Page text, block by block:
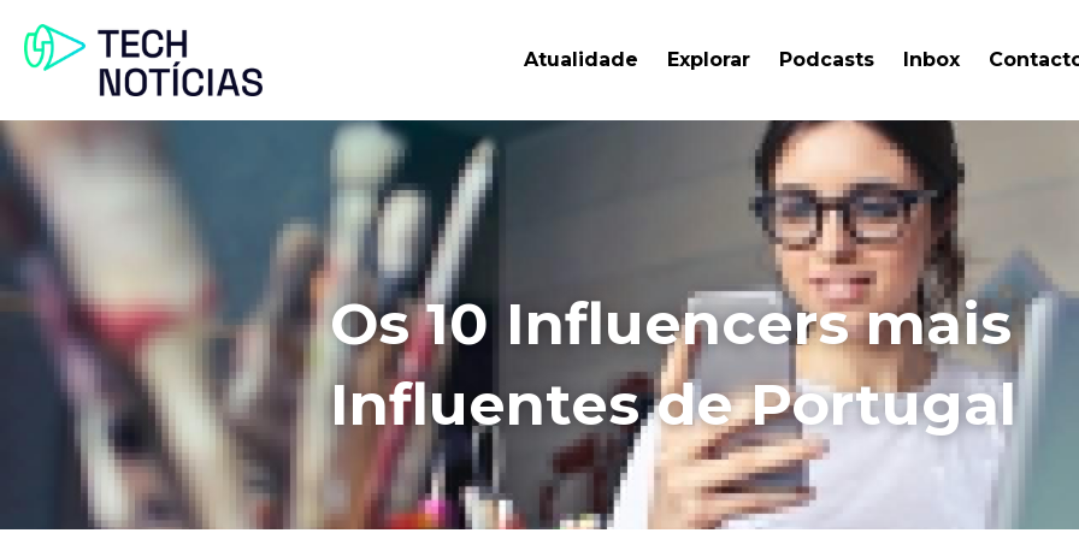
Atualidade Explorar Podcasts Inbox
Os 10 Influencers mais
Influentes de Portugal